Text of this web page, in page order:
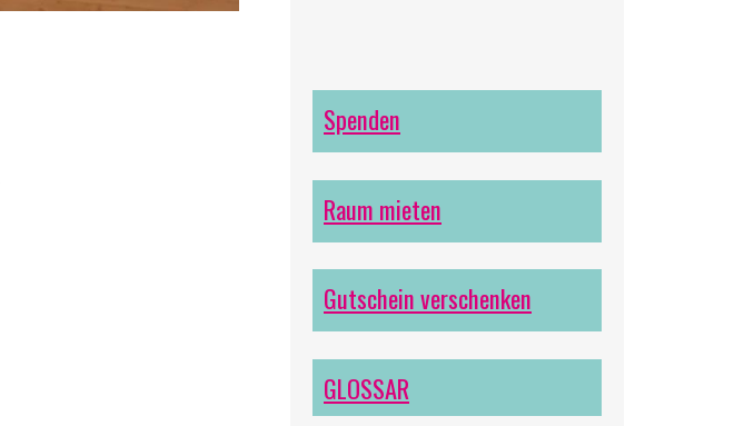
Spenden
Raum mieten
Gutschein verschenken
GLOSSAR